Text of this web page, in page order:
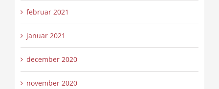
februar 2021
januar 2021
december 2020
november 2020